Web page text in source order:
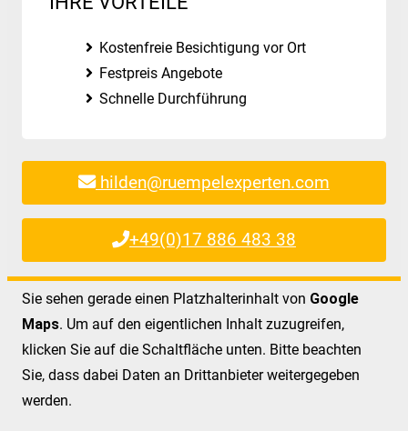
Kostenfreie Besichtigung vor Ort
Festpreis Angebote
Schnelle Durchführung
hilden@ruempelexperten.com
+49(0)17 886 483 38
Sie sehen gerade einen Platzhalterinhalt von Google
Maps. Um auf den eigentlichen Inhalt zuzugreifen,
klicken Sie auf die Schaltfläche unten. Bitte beachten
Sie, dass dabei Daten an Drittanbieter weitergegeben
werden.